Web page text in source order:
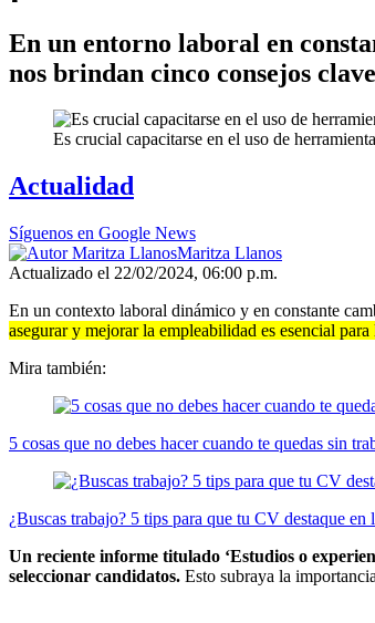
En un entorno laboral en
nos brindan cinco consejos
Es crucial capacitarse en el uso de
Actualidad
Síguenos en Google News
Maritza Llanos
Actualizado el 22/02/2024, 06:00 p.m.
En un contexto laboral dinámico y en constante
asegurar y mejorar la empleabilidad es esencial
Mira también:
5 cosas que no debes hacer cuando te quedas sin
¿Buscas trabajo? 5 tips para que tu CV destaque en
Un reciente informe titulado ‘Estudios o
seleccionar candidatos. Esto subraya la